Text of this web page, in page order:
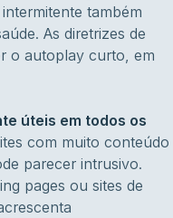
também
As diretrizes de
o autoplay curto, em
úteis em todos os
com muito conteúdo
parecer intrusivo.
pages ou sites de